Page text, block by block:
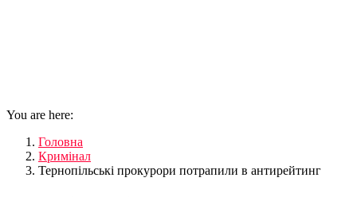
You are here:
Головна
Кримінал
Тернопільські прокурори потрапили в антирейтинг